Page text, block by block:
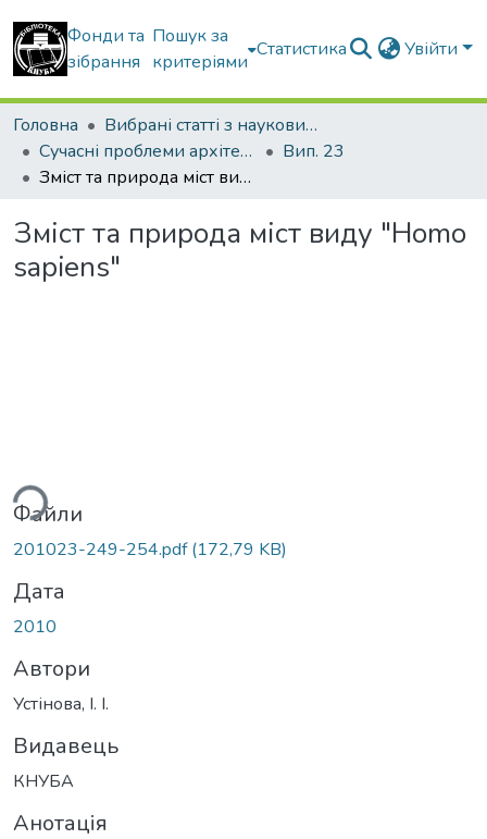
Фонди та
зібрання
Пошук за
критеріями
Статистика Увійти
Головна
Вибрані статті з наукових збірників КНУБА
Сучасні проблеми архітектури та містобудування
Вип. 23
Зміст та природа міст виду "Homo sapiens"
Зміст та природа міст виду "Homo
sapiens"
Файли
201023-249-254.pdf(172,79 KB)
Дата
2010
Автори
Устінова, І. І.
Видавець
КНУБА
Анотація